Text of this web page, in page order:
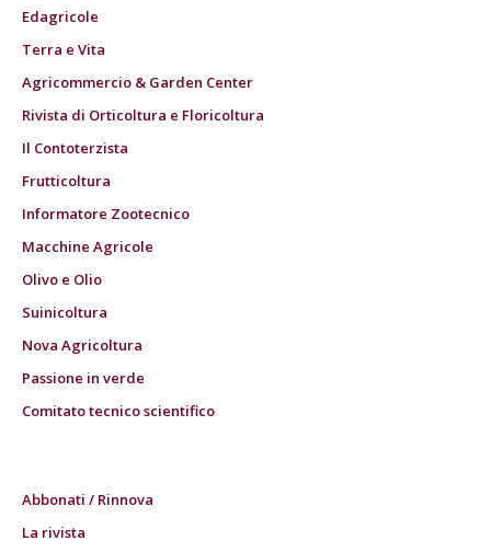
Edagricole
Terra e Vita
Agricommercio & Garden Center
Rivista di Orticoltura e Floricoltura
Il Contoterzista
Frutticoltura
Informatore Zootecnico
Macchine Agricole
Olivo e Olio
Suinicoltura
Nova Agricoltura
Passione in verde
Comitato tecnico scientifico
Abbonati / Rinnova
La rivista